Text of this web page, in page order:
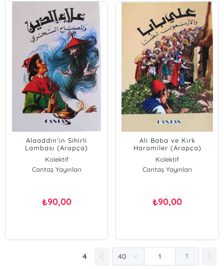
Alaaddin'in Sihirli
Lambası (Arapça)
Kolektif
Cantaş Yayınları
₺90,00
Ali Baba ve Kırk
Haramiler (Arapça)
Kolektif
Cantaş Yayınları
₺90,00
4 1